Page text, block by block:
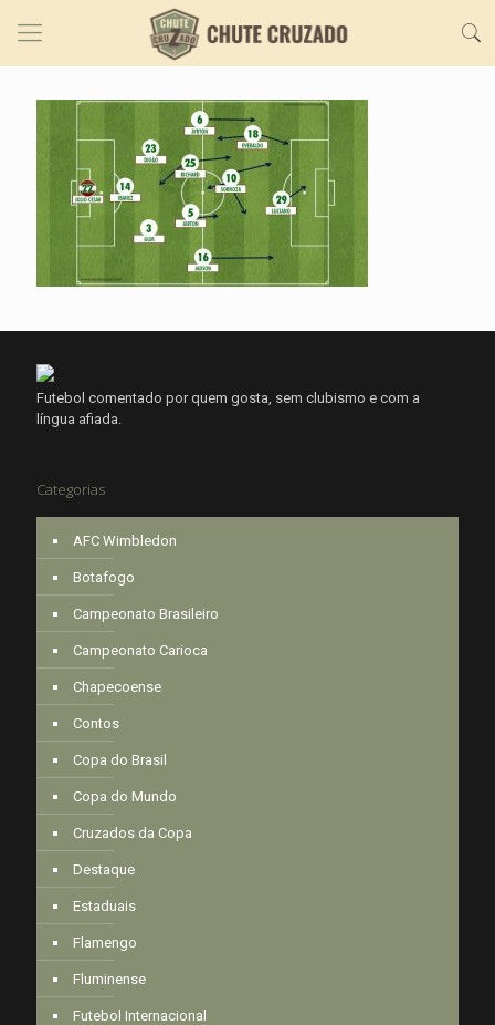
Futebol comentado por quem gosta, sem clubismo e com a
língua afiada.
Categorias
AFC Wimbledon
Botafogo
Campeonato Brasileiro
Campeonato Carioca
Chapecoense
Contos
Copa do Brasil
Copa do Mundo
Cruzados da Copa
Destaque
Estaduais
Flamengo
Fluminense
Futebol Internacional